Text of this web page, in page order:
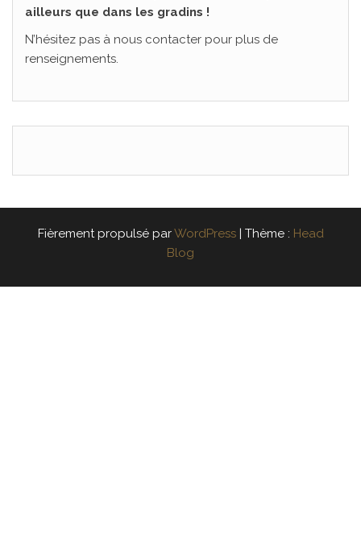
ailleurs que dans les gradins !
N’hésitez pas à nous contacter pour plus de
renseignements.
Fièrement propulsé parWordPress Thème : Head
Blog